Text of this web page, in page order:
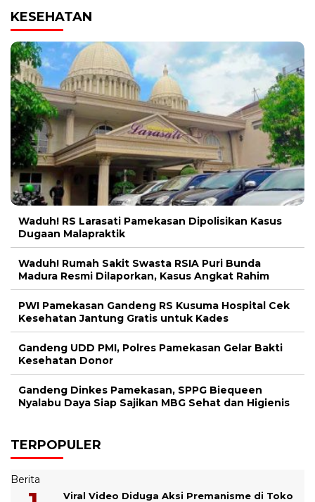
KESEHATAN
Waduh! RS Larasati Pamekasan Dipolisikan Kasus
Dugaan Malapraktik
Waduh! Rumah Sakit Swasta RSIA Puri Bunda
Madura Resmi Dilaporkan, Kasus Angkat Rahim
PWI Pamekasan Gandeng RS Kusuma Hospital Cek
Kesehatan Jantung Gratis untuk Kades
Gandeng UDD PMI, Polres Pamekasan Gelar Bakti
Kesehatan Donor
Gandeng Dinkes Pamekasan, SPPG Biequeen
Nyalabu Daya Siap Sajikan MBG Sehat dan Higienis
TERPOPULER
Berita
Viral Video Diduga Aksi Premanisme di Toko